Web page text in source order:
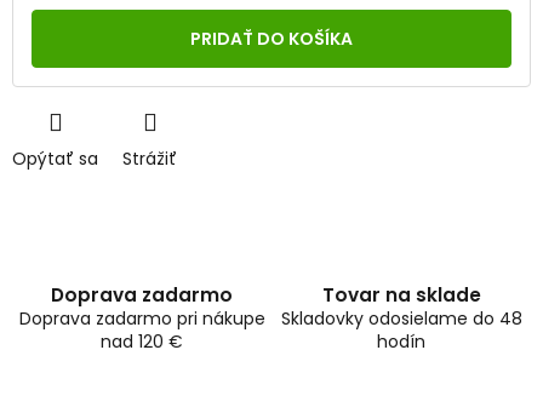
Jednotková
PRIDAŤ DO KOŠÍKA
Opýtať sa Strážiť
Doprava zadarmo
Doprava zadarmo pri nákupe
nad 120 €
Tovar na sklade
Skladovky odosielame do 48
hodín